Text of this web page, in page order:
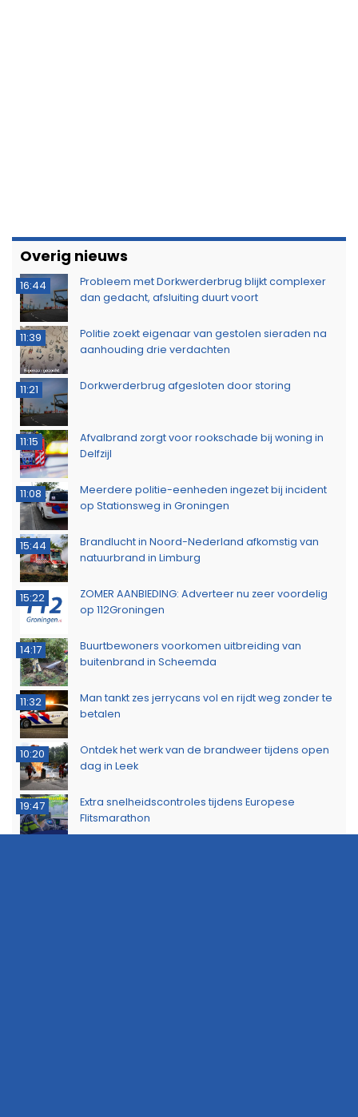
Overig nieuws
16:44
Probleem met Dorkwerderbrug blijkt complexer
dan gedacht, afsluiting duurt voort
11:39
Politie zoekt eigenaar van gestolen sieraden na
aanhouding drie verdachten
11:21 Dorkwerderbrug afgesloten door storing
11:15
Afvalbrand zorgt voor rookschade bij woning in
Delfzijl
11:08
Meerdere politie-eenheden ingezet bij incident
op Stationsweg in Groningen
15:44
Brandlucht in Noord-Nederland afkomstig van
natuurbrand in Limburg
15:22
ZOMER AANBIEDING: Adverteer nu zeer voordelig
op 112Groningen
14:17
Buurtbewoners voorkomen uitbreiding van
buitenbrand in Scheemda
11:32
Man tankt zes jerrycans vol en rijdt weg zonder te
betalen
10:20
Ontdek het werk van de brandweer tijdens open
dag in Leek
19:47
Extra snelheidscontroles tijdens Europese
Flitsmarathon